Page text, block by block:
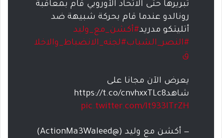
تبريرها حتى الاتحاد الأوروبي قام بمعاقبة
رونالدو عندما قام بحركة شبيهة ضد
أتليتكو مدريد#أكشن_مع_وليد
#النصر_الشباب#لجنه_الانضباط_والاخلا
ق
يعرض الآن مجانا على
شاهدhttps://t.co/cnvhxxTLc8
pic.twitter.com/lt933ITrZH
— أكشن مع وليد (@ActionMa3Waleed)